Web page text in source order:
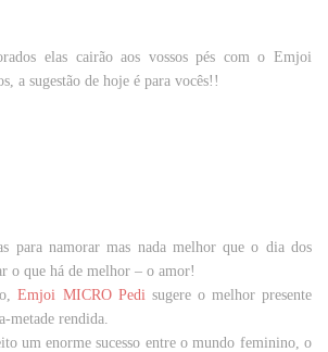
elas cairão aos vossos pés com o Emjoi
a sugestão de hoje é para vocês!!
para namorar mas nada melhor que o dia dos
o que há de melhor – o amor!
Emjoi MICRO Pedi sugere o melhor presente
metade rendida.
um enorme sucesso entre o mundo feminino, o